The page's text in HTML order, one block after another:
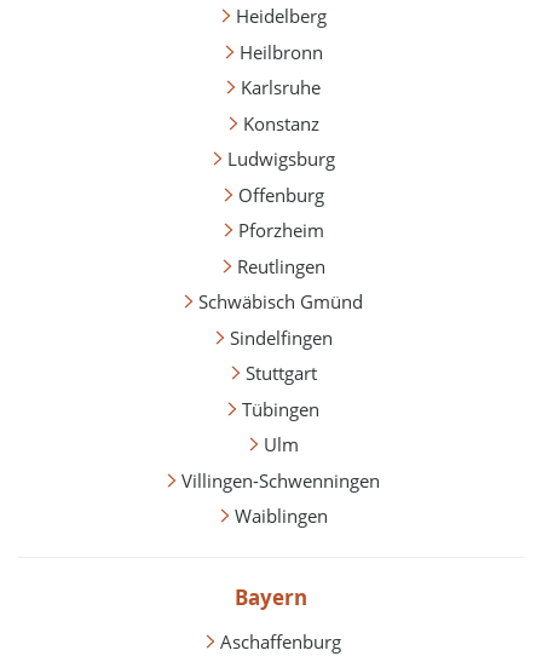
Heidelberg
Heilbronn
Karlsruhe
Konstanz
Ludwigsburg
Offenburg
Pforzheim
Reutlingen
Schwäbisch Gmünd
Sindelfingen
Stuttgart
Tübingen
Ulm
Villingen-Schwenningen
Waiblingen
Bayern
Aschaffenburg